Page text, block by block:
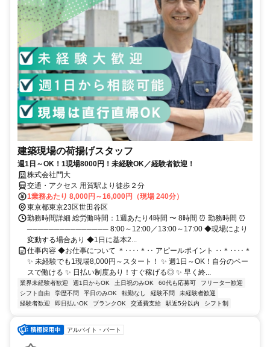
建築現場の荷揚げスタッフ
週1日～OK！1現場8000円！未経験OK／経験者歓迎！
株式会社門大
交通・アクセス 用賀駅より徒歩２分
1業務あたり 8,000円～16,000円（現場 240分）
東京都東京23区世田谷区
勤務時間詳細 総労働時間：1週あたり4時間 〜 8時間 ⏰ 勤務時間 ⏰
─────────────── 8:00～12:00／13:00～17:00 ◆現場により
変動する場合あり ◆1日に基本2...
仕事内容 ◆お仕事について ＊‥‥＊‥ アピールポイント ‥＊‥‥＊
✨ 未経験でも1現場8,000円～スタート！ ✨ 週1日～OK！自分のペー
スで働ける ✨ 日払い制度あり！すぐ稼げる◎ ✨ 早く終...
業界未経験者歓迎 週1日からOK 土日祝のみOK 60代も応募可
フリーター歓迎
シフト自由
学歴不問 平日のみOK 転勤なし 経験不問
未経験者歓迎
経験者歓迎
即日払いOK ブランクOK 交通費支給 駅近5分以内 シフト制
アルバイト・パート